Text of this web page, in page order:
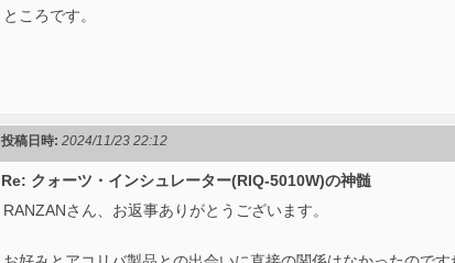
ところです。
投稿日時: 2024/11/23 22:12
Re: クォーツ・インシュレーター(RIQ-5010W)の神髄
RANZANさん、お返事ありがとうございます。